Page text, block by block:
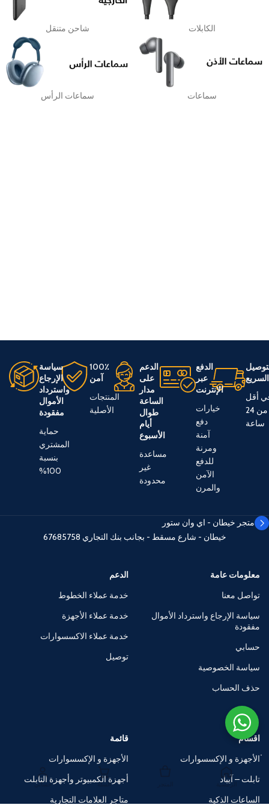
الكابلات شاحن متنقل
سماعات سماعات الرأس
السريع
أقل
من 24
ساعة
الدفع
عبر
الإنترنت
خيارات
دفع
آمنة
ومرنة
للدفع
الآمن
والمرن
الدعم
على
مدار
الساعة
طوال
أيام
الأسبوع
مساعدة
غير
محدودة
100٪
آمن
المنتجات
الأصلية
سياسة
الإرجاع
واسترداد
الأموال
مفقودة
حماية
المشتري
بنسبة
100%
متجر خيطان - اي وان ستور
خيطان - شارع مسقط - بجانب بنك التجاري 67685758
معلومات عامة
تواصل معنا
سياسة الإرجاع واسترداد الأموال
مفقودة
حسابي
سياسة الخصوصية
حذف الحساب
الدعم
خدمة عملاء الخطوط
خدمة عملاء الأجهزة
خدمة عملاء الاكسسوارات
توصيل
اقسام
الأجهزة و الإكسسوارات
تابلت – آيباد
الساعات الذكية
قائمة
الأجهزة و الإكسسوارات
أجهزة الكمبيوتر وأجهزة التابلت
متاجر العلامات التجارية
الرئيسية السلة حسابي